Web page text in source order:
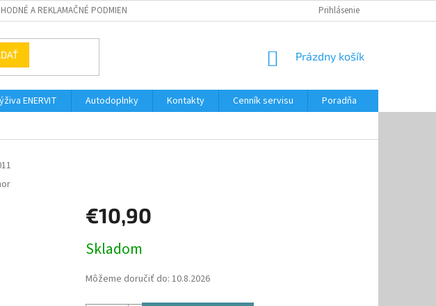
A REKLAMAČNÉ PODMIENKY PONÚKANÉ SLUŽBYPrihlásenie
NÁKUPNÝ
Prázdny košík
ENERVIT Autodoplnky Kontakty Cenník servisu
Poradňa
€10,90
cena:
Skladom
Môžeme doručiť do: 10.8.2026